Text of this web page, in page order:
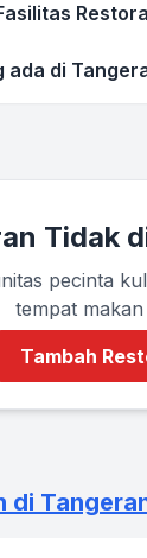
ada di
Tidak
pecinta
tempat
Tambah
di